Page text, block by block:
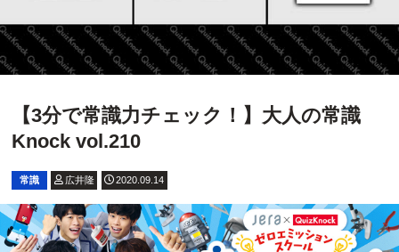
【3分で常識力チェック！】大人の常識
Knock vol.210
常識 広井隆 2020.09.14